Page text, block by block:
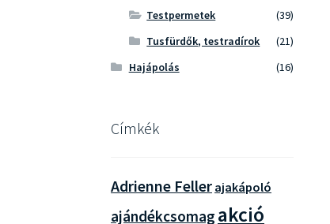
Testpermetek
(39)
Tusfürdők, testradírok
(21)
Hajápolás
(16)
Címkék
Adrienne Feller ajakápoló
ajándékcsomag akció